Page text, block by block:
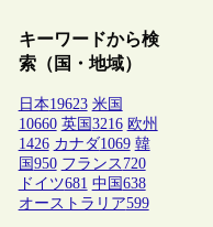
キーワードから検
索（国・地域）
日本19623 米国
10660 英国3216 欧州
1426 カナダ1069 韓
国950 フランス 720
ドイツ681 中国638
オーストラリア599